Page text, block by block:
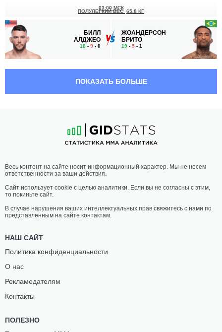
БИЛЛ
АЛДЖЕО
18 - 9 - 0
03:00 МСК
ПОЛУЛЕГКИЙ ВЕС 65.8 КГ
ЖОАНДЕРСОН
БРИТО
19 - 5 - 1
МАКГИ
22-14- 0
01:50 МСК
ПОЛУСРЕДНИЙ ВЕС 77.1 КГ
БРАХИМАЙ
ПОКАЗАТЬ БОЛЬШЕ
Весь контент на сайте носит информационный характер. Мы не несем
ответственности за ваши действия.
Сайт использует cookie с целью аналитики. Если вы не согласны с этим,
то покиньте сайт.
В случае нарушения ваших интеллектуальных прав свяжитесь с нами по
представленным на сайте контактам.
НАШ САЙТ
Политика конфиденциальности
О нас
Рекламодателям
Контакты
ПОЛЕЗНО